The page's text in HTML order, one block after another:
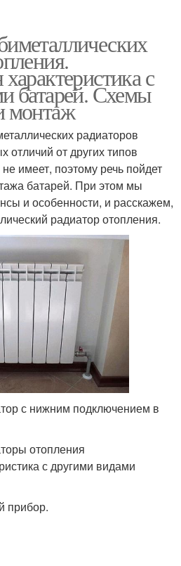
с
батарей. Схемы
монтаж
радиаторов
отличий от других типов
имеет, поэтому речь пойдет
батарей. При этом мы
и особенности, и расскажем,
радиатор отопления.
с нижним подключением в
отопления
с другими видами
прибор.